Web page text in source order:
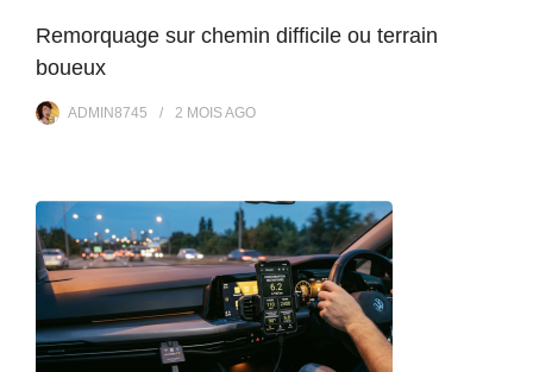
Remorquage sur chemin difficile ou terrain
boueux
ADMIN8745 2 MOISAGO